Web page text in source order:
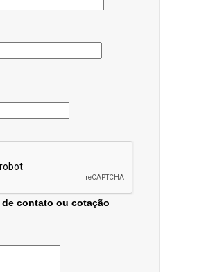
de contato ou cotação